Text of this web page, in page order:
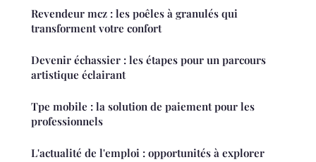
Revendeur mcz : les poêles à granulés qui
transforment votre confort
Devenir échassier : les étapes pour un parcours
artistique éclairant
Tpe mobile : la solution de paiement pour les
professionnels
L'actualité de l'emploi : opportunités à explorer